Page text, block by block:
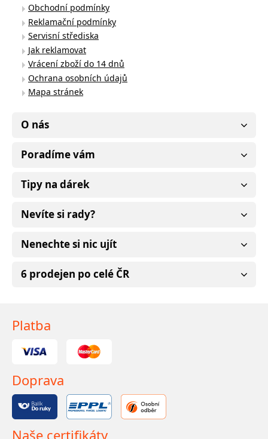
Obchodní podmínky
Reklamační podmínky
Servisní střediska
Jak reklamovat
Vrácení zboží do 14 dnů
Ochrana osobních údajů
Mapa stránek
O nás
Poradíme vám
Tipy na dárek
Nevíte si rady?
Nenechte si nic ujít
6 prodejen po celé ČR
Platba
Doprava
Naše certifikáty